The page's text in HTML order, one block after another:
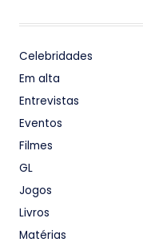
Celebridades
Em alta
Entrevistas
Eventos
Filmes
GL
Jogos
Livros
Matérias